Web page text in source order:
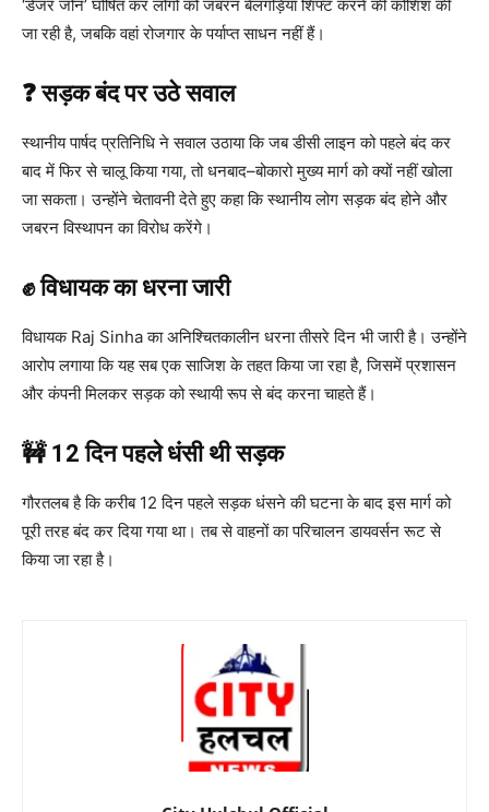
‘डेंजर जोन’ घोषित कर लोगों को जबरन बेलगड़िया शिफ्ट करने की कोशिश की
जा रही है, जबकि वहां रोजगार के पर्याप्त साधन नहीं हैं।
❓ सड़क बंद पर उठे सवाल
स्थानीय पार्षद प्रतिनिधि ने सवाल उठाया कि जब डीसी लाइन को पहले बंद कर
बाद में फिर से चालू किया गया, तो धनबाद–बोकारो मुख्य मार्ग को क्यों नहीं खोला
जा सकता। उन्होंने चेतावनी देते हुए कहा कि स्थानीय लोग सड़क बंद होने और
जबरन विस्थापन का विरोध करेंगे।
✊ विधायक का धरना जारी
विधायक Raj Sinhaका अनिश्चितकालीन धरना तीसरे दिन भी जारी है। उन्होंने
आरोप लगाया कि यह सब एक साजिश के तहत किया जा रहा है, जिसमें प्रशासन
और कंपनी मिलकर सड़क को स्थायी रूप से बंद करना चाहते हैं।
🚧 12 दिन पहले धंसी थी सड़क
गौरतलब है कि करीब 12 दिन पहले सड़क धंसने की घटना के बाद इस मार्ग को
पूरी तरह बंद कर दिया गया था। तब से वाहनों का परिचालन डायवर्सन रूट से
किया जा रहा है।